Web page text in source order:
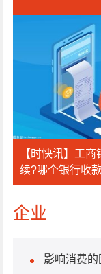
【时快讯】工
续?哪个银行收
企业